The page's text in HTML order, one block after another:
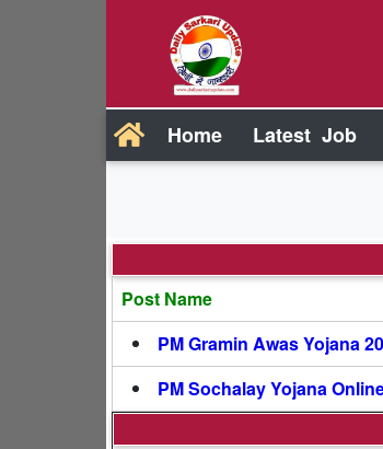
Home Latest Job
Post Name
PM Gramin Awas Yojana
PM Sochalay Yojana Online